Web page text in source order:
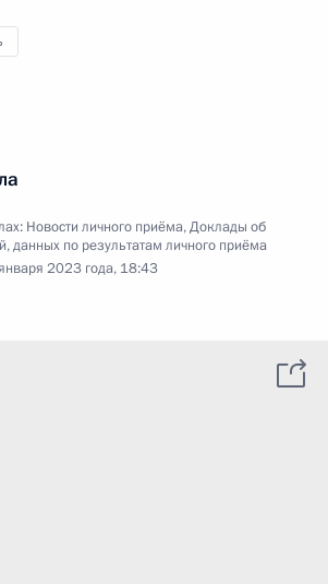
Новости личного приёма,Доклады об
данных по результатам личного приёма
2023 года, 18:43